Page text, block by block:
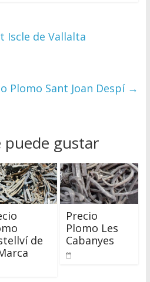
Iscle de Vallalta
Plomo Sant Joan Despí →
gustar
de
Precio
Plomo Les
Cabanyes